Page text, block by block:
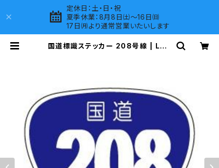
定休日：土・日・祝
夏季休業：8月8日㈯～16日㈰
17日㈪より通常営業いたいします
国道標識ステッカー 208号線 | LOV